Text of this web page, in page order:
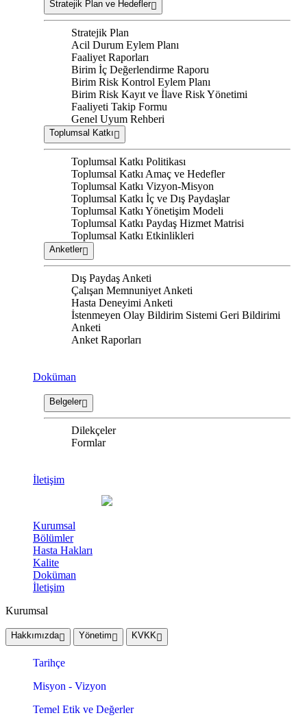
Stratejik Plan ve Hedefler
Stratejik Plan
Acil Durum Eylem Planı
Faaliyet Raporları
Birim İç Değerlendirme Raporu
Birim Risk Kontrol Eylem Planı
Birim Risk Kayıt ve İlave Risk Yönetimi
Faaliyeti Takip Formu
Genel Uyum Rehberi
Toplumsal Katkı
Toplumsal Katkı Politikası
Toplumsal Katkı Amaç ve Hedefler
Toplumsal Katkı Vizyon-Misyon
Toplumsal Katkı İç ve Dış Paydaşlar
Toplumsal Katkı Yönetişim Modeli
Toplumsal Katkı Paydaş Hizmet Matrisi
Toplumsal Katkı Etkinlikleri
Anketler
Dış Paydaş Anketi
Çalışan Memnuniyet Anketi
Hasta Deneyimi Anketi
İstenmeyen Olay Bildirim Sistemi Geri Bildirimi
Anketi
Anket Raporları
Doküman
Belgeler
Dilekçeler
Formlar
İletişim
Kurumsal
Bölümler
Hasta Hakları
Kalite
Doküman
İletişim
Kurumsal
Hakkımızda Yönetim KVKK
Tarihçe
Misyon - Vizyon
Temel Etik ve Değerler